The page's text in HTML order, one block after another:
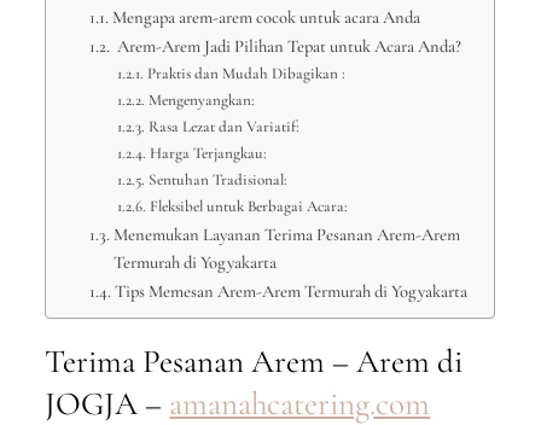
Mengapa arem-arem cocok untuk acara Anda
Arem-Arem Jadi Pilihan Tepat untuk Acara Anda?
Praktis dan Mudah Dibagikan :
Mengenyangkan:
Rasa Lezat dan Variatif:
Harga Terjangkau:
Sentuhan Tradisional:
Fleksibel untuk Berbagai Acara:
Menemukan Layanan Terima Pesanan Arem-Arem
Termurah di Yogyakarta
Tips Memesan Arem-Arem Termurah di Yogyakarta
Terima Pesanan Arem – Arem di
JOGJA – amanahcatering.com